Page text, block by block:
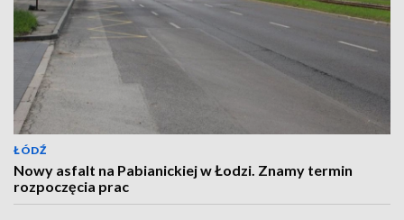
ŁÓDŹ
Nowy asfalt na Pabianickiej w Łodzi. Znamy termin
rozpoczęcia prac